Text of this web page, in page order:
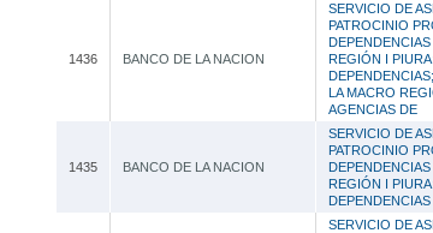
1436 BANCO DE LA NACION
SERVICIO DE
PATROCINIO
REGIÓN I
LA MACRO
AGENCIAS DE
1435 BANCO DE LA NACION
SERVICIO DE
PATROCINIO
REGIÓN I
DEPENDENCIAS
SERVICIO DE